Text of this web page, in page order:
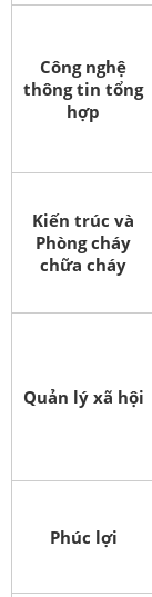
Công nghệ
thông tin tổng
hợp
Kiến trúc và
Phòng cháy
chữa cháy
Quản lý xã hội
Phúc lợi